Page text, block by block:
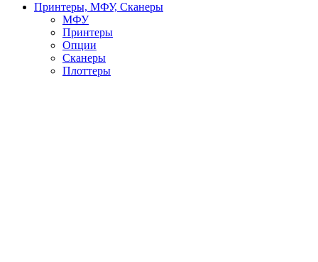
Принтеры, МФУ, Сканеры
МФУ
Принтеры
Опции
Сканеры
Плоттеры